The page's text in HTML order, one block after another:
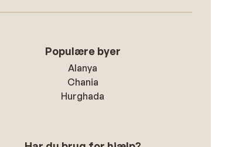
Populære byer
Alanya
Chania
Hurghada